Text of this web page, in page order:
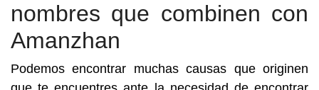
nombres que combinen con
Amanzhan
Podemos encontrar muchas causas que originen